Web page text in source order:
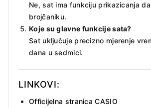
Ne, sat ima funkciju prikazicanja
brojčaniku.
Koje su glavne funkcije sata?
Sat uključuje precizno mjerenje
dana u sedmici.
LINKOVI:
Officijelna stranica CASIO